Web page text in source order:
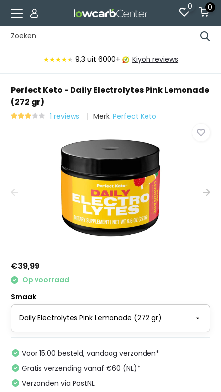
0 0
★★★★★
★★★★★ 9,3 uit 6000+ Kiyoh reviews
Perfect Keto - Daily Electrolytes Pink Lemonade
(272 gr)
1 reviews Merk:Perfect Keto
€39,99
Op voorraad
Smaak:
Voor 15:00 besteld, vandaag verzonden*
Gratis verzending vanaf €60 (NL)*
Verzonden via PostNL